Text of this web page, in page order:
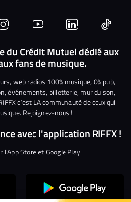
Nous
rejoindre
sur
Instagram
Nous
rejoindre
sur
YouTube
Nous
rejoindre
sur
Linkedin
Nous
du Crédit Mutuel dédié aux
fans de musique.
web radios 100% musique, 0% pub,
événements, billetterie, mur du son,
c’est LA communauté de ceux qui
Rejoignez-nous !
avec l'application RIFFX !
l'App Store et Google Play